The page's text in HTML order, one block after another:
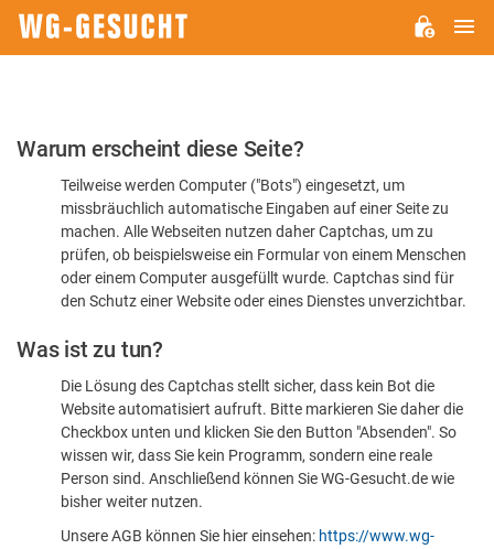
Bitte
dass
sind
Warum erscheint diese Seite?
Teilweise werden Computer ("Bots") eingesetzt, um
missbräuchlich automatische Eingaben auf einer Seite zu
machen. Alle Webseiten nutzen daher Captchas, um zu
prüfen, ob beispielsweise ein Formular von einem Menschen
oder einem Computer ausgefüllt wurde. Captchas sind für
den Schutz einer Website oder eines Dienstes unverzichtbar.
Was ist zu tun?
Die Lösung des Captchas stellt sicher, dass kein Bot die
Website automatisiert aufruft. Bitte markieren Sie daher die
Checkbox unten und klicken Sie den Button "Absenden". So
wissen wir, dass Sie kein Programm, sondern eine reale
Person sind. Anschließend können Sie WG-Gesucht.de wie
bisher weiter nutzen.
Unsere AGB können Sie hier einsehen: https://www.wg-